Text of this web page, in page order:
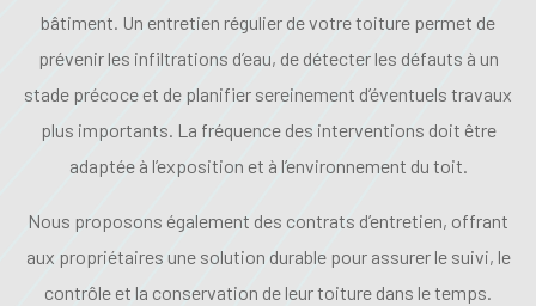
bâtiment. Un entretien régulier de votre toiture permet de
prévenir les infiltrations d’eau, de détecter les défauts à un
stade précoce et de planifier sereinement d’éventuels travaux
plus importants. La fréquence des interventions doit être
adaptée à l’exposition et à l’environnement du toit.
Nous proposons également des contrats d’entretien, offrant
aux propriétaires une solution durable pour assurer le suivi, le
contrôle et la conservation de leur toiture dans le temps.